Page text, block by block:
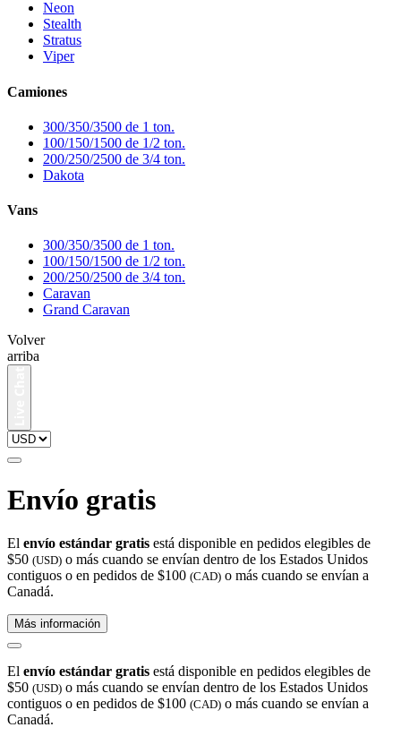
Neon
Stealth
Stratus
Viper
Camiones
300/350/3500 de 1 ton.
100/150/1500 de 1/2 ton.
200/250/2500 de 3/4 ton.
Dakota
Vans
300/350/3500 de 1 ton.
100/150/1500 de 1/2 ton.
200/250/2500 de 3/4 ton.
Caravan
Grand Caravan
Volver
arriba
Envío gratis
El envío estándar gratis está disponible en pedidos elegibles de
$50 (USD) o más cuando se envían dentro de los Estados Unidos
contiguos o en pedidos de $100 (CAD) o más cuando se envían a
Canadá.
Más información
El envío estándar gratis está disponible en pedidos elegibles de
$50 (USD) o más cuando se envían dentro de los Estados Unidos
contiguos o en pedidos de $100 (CAD) o más cuando se envían a
Canadá.